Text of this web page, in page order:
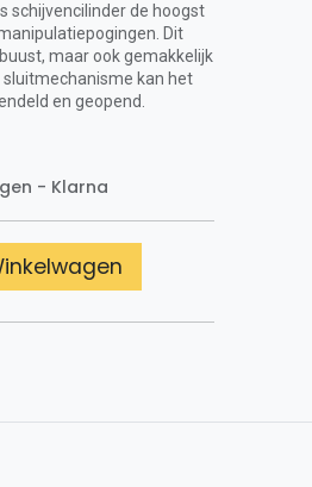
schijvencilinder de hoogst
Dit
maar ook gemakkelijk
kan het
en geopend.
- Klarna